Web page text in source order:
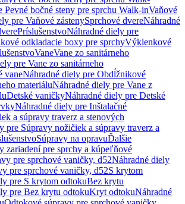
Pevné bočné steny pre sprchu Walk-inVaňové
pre Vaňové zástenySprchové dvereNáhradné
PríslušenstvoNáhradné diely pre
odkladacie boxy pre sprchyVýklenkové
VaneVane zo sanitárneho
pre Vane zo sanitárneho
vaneNáhradné diely pre Obdĺžnikové
materiáluNáhradné diely pre Vane z
Detské vaničkyNáhradné diely pre Detské
Náhradné diely pre Inštalačné
a súpravy traverz a stenových
pre Súpravy nožičiek a súpravy traverz a
Súpravy na opravuĎalšie
zariadení pre sprchy a kúpeľňové
pre sprchové vaničky, d52Náhradné diely
pre sprchové vaničky, d52S krytom
pre S krytom odtokuBez krytu
pre Bez krytu odtokuKryt odtokuNáhradné